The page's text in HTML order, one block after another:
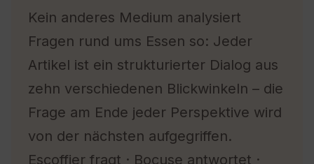
Kein anderes Medium analysiert
Fragen rund ums Essen so: Jeder
Artikel ist ein strukturierter Dialog aus
zehn verschiedenen Blickwinkeln – die
Frage am Ende jeder Perspektive wird
von der nächsten aufgegriffen.
Escoffier fragt · Bocuse antwortet ·